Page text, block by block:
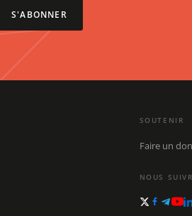
S'ABONNER
SOUTENIR
Faire un don
NOUS